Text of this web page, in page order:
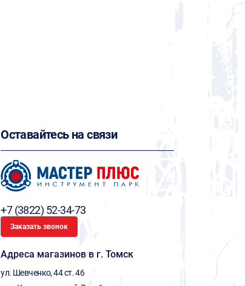
Оставайтесь на связи
+7 (3822) 52-34-73
Заказать звонок
Адреса магазинов в г. Томск
ул. Шевченко, 44 ст. 46